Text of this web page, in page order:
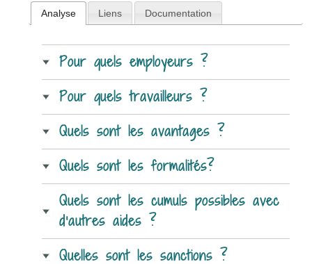
Analyse Liens Documentation
Pour quels employeurs ?
Pour quels travailleurs ?
Quels sont les avantages ?
Quels sont les formalités?
Quels sont les cumuls possibles avec
d’autres aides ?
Quelles sont les sanctions ?